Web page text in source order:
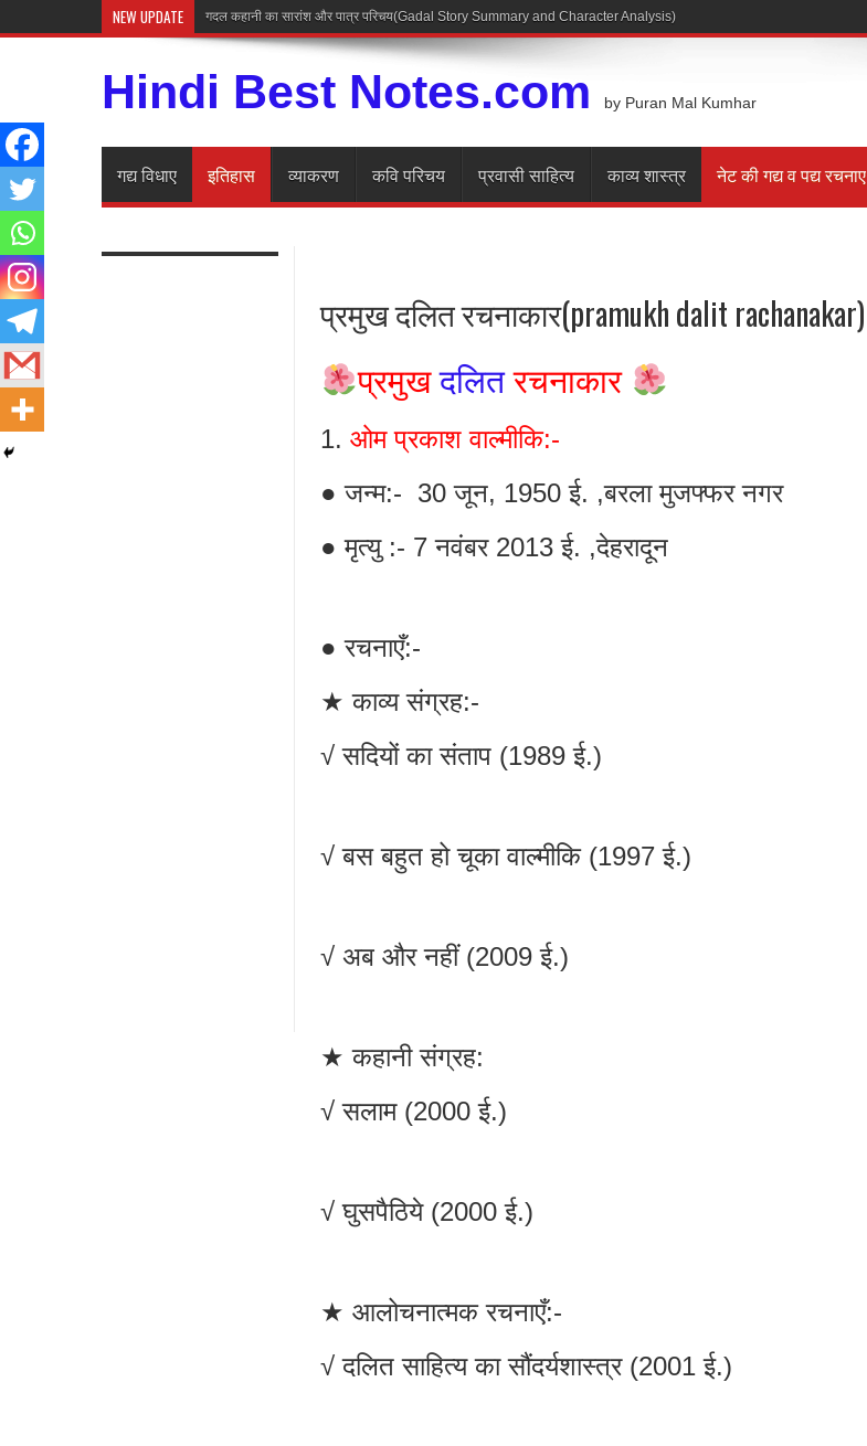
NEW UPDATE अज्ञेय की कहानी रोज़ महत
Hindi Best Notes.com by Puran Mal Kumhar
गद्य विधाए इतिहास व्याकरण कवि परिचय प्रवासी साहित्य काव्य शास्त्र नेट की गद्य व पद्य रचनाए
प्रमुख दलित रचनाकार(pramukh dalit rachanakar)
प्रमुखदलितरचनाकार
1. ओम प्रकाश वाल्मीकि:-
● जन्म:- 30 जून, 1950 ई. ,बरला मुजफ्फर नगर
● मृत्यु :- 7 नवंबर 2013 ई. ,देहरादून
● रचनाएँ:-
★ काव्य संग्रह:-
√ सदियों का संताप (1989 ई.)
√ बस बहुत हो चूका वाल्मीकि (1997 ई.)
√ अब और नहीं (2009 ई.)
★ कहानी संग्रह:
√ सलाम (2000 ई.)
√ घुसपैठिये (2000 ई.)
★ आलोचनात्मक रचनाएँ:-
√ दलित साहित्य का सौंदर्यशास्त्र (2001 ई.)